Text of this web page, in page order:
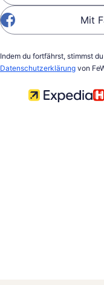
Mit
Indem du fortfährst, stimmst
Datenschutzerklärung von